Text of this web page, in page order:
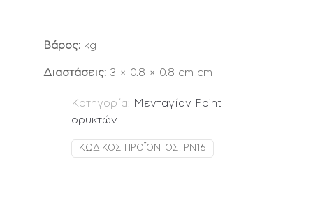
Βάρος: kg
Διαστάσεις: 3 × 0.8 × 0.8 cm cm
Κατηγορία: Μενταγίον Point
ορυκτών
ΚΩΔΙΚΌΣ ΠΡΟΪΌΝΤΟΣ: PN16